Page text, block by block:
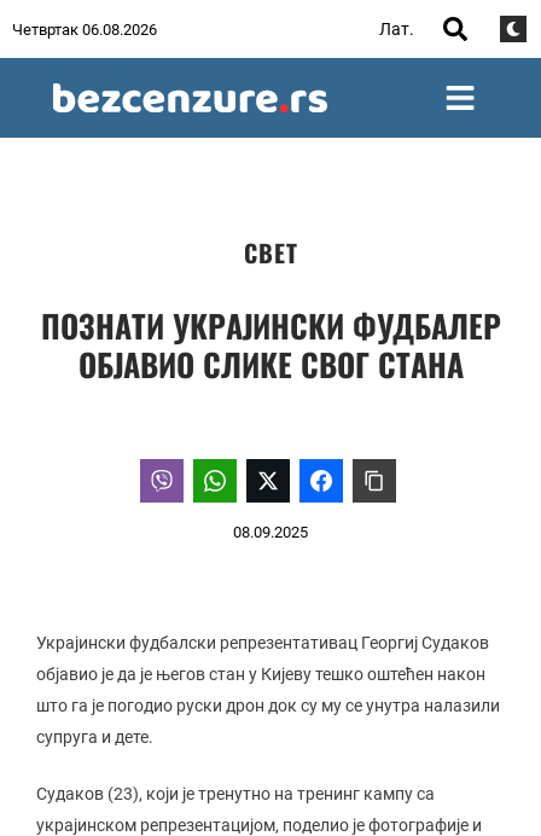
Четвртак 06.08.2026 Лат.
СВЕТ
ПОЗНАТИ УКРАЈИНСКИ ФУДБАЛЕР
ОБЈАВИО СЛИКЕ СВОГ СТАНА
08.09.2025
Украјински фудбалски репрезентативац Георгиј Судаков
објавио је да је његов стан у Кијеву тешко оштећен након
што га је погодио руски дрон док су му се унутра налазили
супруга и дете.
Судаков (23), који је тренутно на тренинг кампу са
украјинском репрезентацијом, поделио је фотографије и